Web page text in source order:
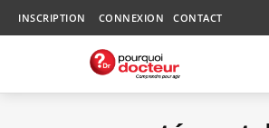
INSCRIPTION CONNEXION CONTACT